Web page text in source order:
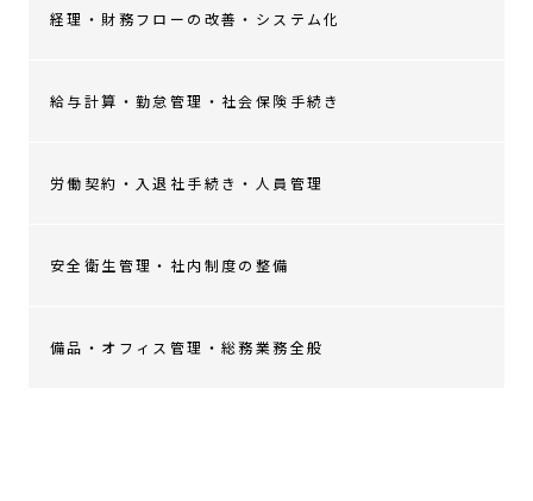
経理・財務フローの改善・システム化
給与計算・勤怠管理・社会保険手続き
労働契約・入退社手続き・人員管理
安全衛生管理・社内制度の整備
備品・オフィス管理・総務業務全般